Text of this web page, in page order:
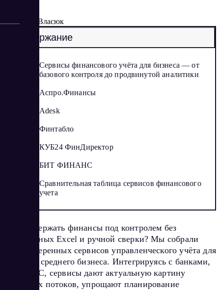
Елена Власюк
Содержание
Сервисы финансового учёта для бизнеса — от
базового контроля до продвинутой аналитики
Аспро.Финансы
Adesk
Финтабло
КУБ24 ФинДиректор
БИТ ФИНАНС
Сравнительная таблица сервисов финансового
учета
Хотите держать финансы под контролем без
бесконечных Excel и ручной сверки? Мы собрали
пять выверенных сервисов управленческого учёта для
малого и среднего бизнеса. Интегрируясь с банками,
CRM и 1С, сервисы дают актуальную картину
денежных потоков, упрощают планирование